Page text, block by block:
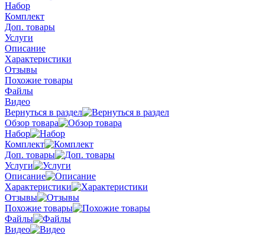
Набор
Комплект
Доп. товары
Услуги
Описание
Характеристики
Отзывы
Похожие товары
Файлы
Видео
Вернуться в раздел
Обзор товара
Набор
Комплект
Доп. товары
Услуги
Описание
Характеристики
Отзывы
Похожие товары
Файлы
Видео